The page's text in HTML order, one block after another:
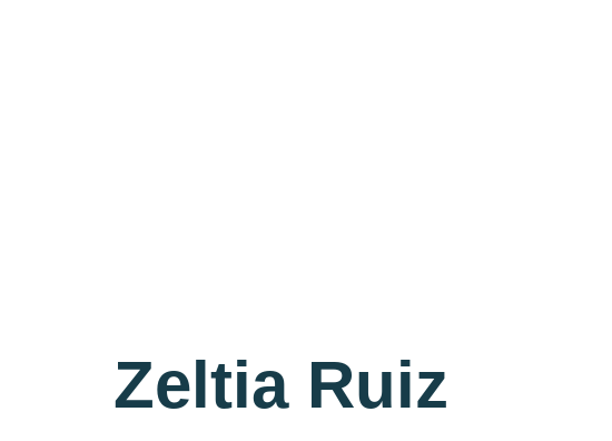
Zeltia Ruiz